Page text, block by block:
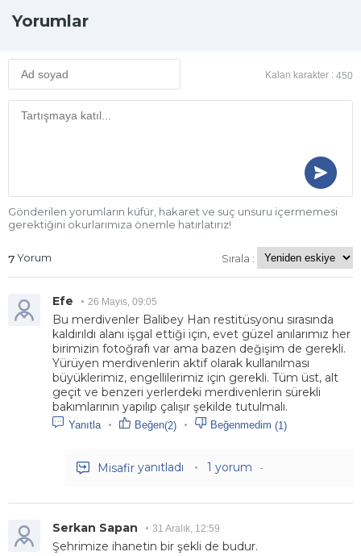
Yorumlar
Kalan karakter : 450
Gönderilen yorumların küfür, hakaret ve suç unsuru içermemesi
gerektiğini okurlarımıza önemle hatırlatırız!
7Yorum Sırala :
Efe 26 Mayıs, 09:05
Bu merdivenler Balibey Han restitüsyonu sırasında
kaldırıldı alanı işgal ettiği için, evet güzel anılarımız her
birimizin fotoğrafı var ama bazen değişim de gerekli.
Yürüyen merdivenlerin aktif olarak kullanılması
büyüklerimiz, engellilerimiz için gerekli. Tüm üst, alt
geçit ve benzeri yerlerdeki merdivenlerin sürekli
bakımlarının yapılıp çalışır şekilde tutulmalı.
Yanıtla Beğen(2) Beğenmedim (1)
Misafir yanıtladı 1 yorum -
Serkan Sapan 31 Aralık, 12:59
Şehrimize ihanetin bir şekli de budur.